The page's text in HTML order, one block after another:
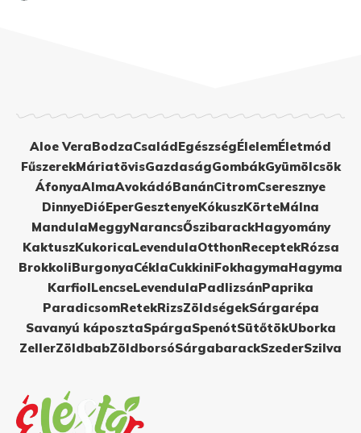
Aloe VeraBodzaCsaládEgészségÉlelemÉletmód
FűszerekMáriatövisGazdaságGombákGyümölcsök
ÁfonyaAlmaAvokádóBanánCitromCseresznye
DinnyeDióEperGesztenyeKókuszKörteMálna
MandulaMeggyNarancsŐszibarackHagyomány
KaktuszKukoricaLevendulaOtthonReceptekRózsa
BrokkoliBurgonyaCéklaCukkiniFokhagymaHagyma
KarfiolLencseLevendulaPadlizsánPaprika
ParadicsomRetekRizsZöldségekSárgarépa
Savanyú káposztaSpárgaSpenótSütőtökUborka
ZellerZöldbabZöldborsóSárgabarackSzederSzilva